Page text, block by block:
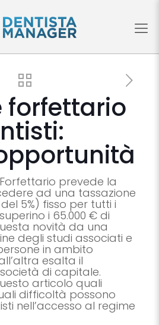
forfettario
prevede la
ad una tassazione
5%) fisso per tutti i
i 65.000 € di
novità da una
degli studi associati e
in ambito
esalta il
di capitale.
articolo quali
difficoltà possono
nell’accesso al regime